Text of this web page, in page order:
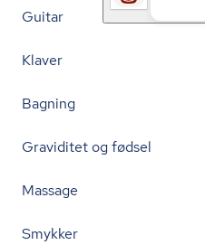
Guitar
Klaver
Bagning
Graviditet og fødsel
Massage
Smykker